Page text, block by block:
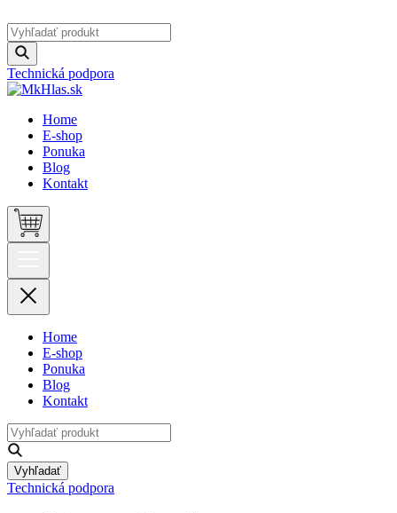
Technická podpora
Home
E-shop
Ponuka
Blog
Kontakt
Home
E-shop
Ponuka
Blog
Kontakt
Vyhľadať
Technická podpora